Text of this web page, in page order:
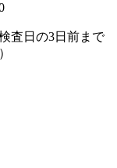
査日の3日前まで
）